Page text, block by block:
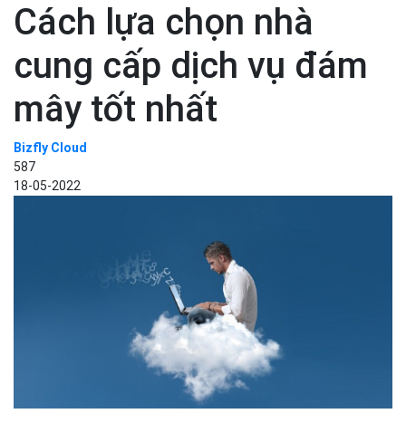
Cách lựa chọn nhà
cung cấp dịch vụ đám
mây tốt nhất
Bizfly Cloud
587
18-05-2022